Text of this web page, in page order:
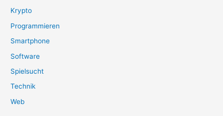
Krypto
Programmieren
Smartphone
Software
Spielsucht
Technik
Web